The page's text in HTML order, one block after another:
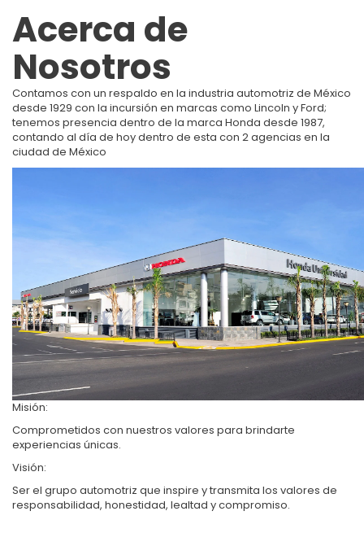
Acerca de
Nosotros
Contamos con un respaldo en la industria automotriz de México
desde 1929 con la incursión en marcas como Lincoln y Ford;
tenemos presencia dentro de la marca Honda desde 1987,
contando al día de hoy dentro de esta con 2 agencias en la
ciudad de México
Misión:
Comprometidos con nuestros valores para brindarte
experiencias únicas.
Visión:
Ser el grupo automotriz que inspire y transmita los valores de
responsabilidad, honestidad, lealtad y compromiso.